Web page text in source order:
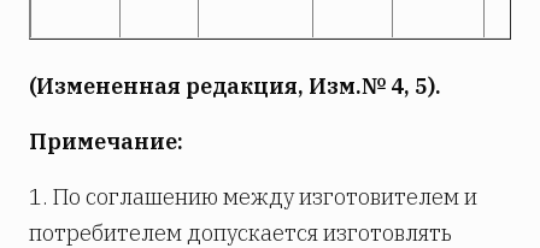
(Измененная редакция, Изм.№ 4, 5).
Примечание:
1. По соглашению между изготовителем и
потребителем допускается изготовлять